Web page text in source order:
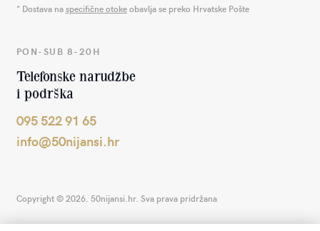
* Dostava naspecifične otokeobavlja se preko Hrvatske Pošte
PON-SUB 8-20H
Telefonske narudžbe
i podrška
095 522 91 65
info@50nijansi.hr
Copyright © 2026. 50nijansi.hr. Sva prava pridržana